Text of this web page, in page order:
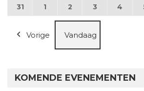
3131 augustus 2026
1 1 september 2026
2 2 september 2026
3 3 4 4
Vorige Vandaag
KOMENDE EVENEMENTEN